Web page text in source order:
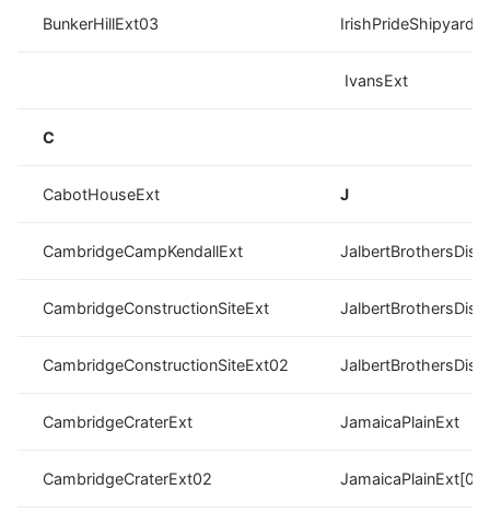
BunkerHillExt03
IvansExt
C
CabotHouseExt J
CambridgeCampKendallExt
CambridgeConstructionSiteExt
CambridgeConstructionSiteExt02
CambridgeCraterExt JamaicaPlainExt
CambridgeCraterExt02